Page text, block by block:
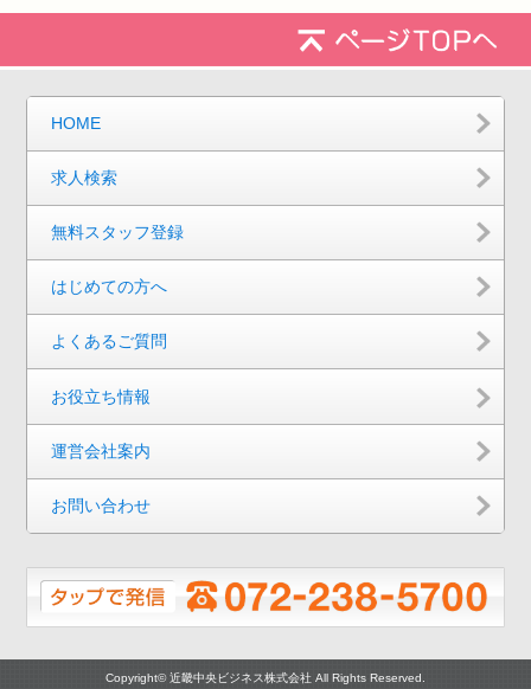
HOME
求人検索
無料スタッフ登録
はじめての方へ
よくあるご質問
お役立ち情報
運営会社案内
お問い合わせ
Copyright© 近畿中央ビジネス株式会社 All Rights Reserved.